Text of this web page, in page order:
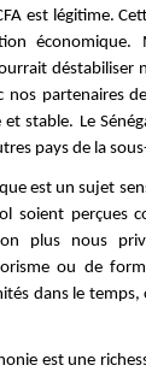
est légitime.
économique.
déstabiliser
partenaires
stable. Le
pays de la
est un sujet
soient perçues
plus nous
ou de
dans le temps,
est une